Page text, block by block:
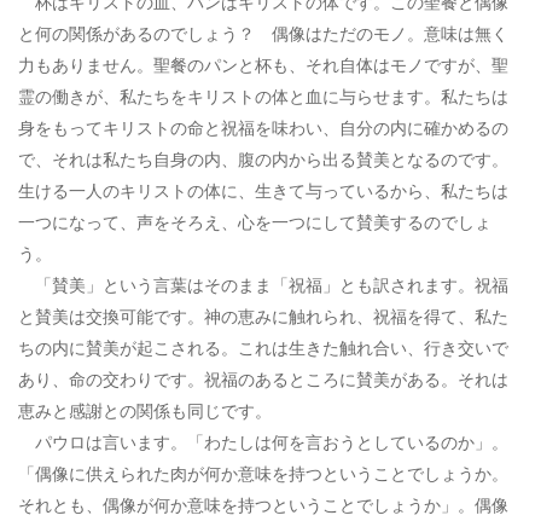
と何の関係があるのでしょう？ 偶像はただのモノ。意味は無く
力もありません。聖餐のパンと杯も、それ自体はモノですが、聖
霊の働きが、私たちをキリストの体と血に与らせます。私たちは
身をもってキリストの命と祝福を味わい、自分の内に確かめるの
で、それは私たち自身の内、腹の内から出る賛美となるのです。
生ける一人のキリストの体に、生きて与っているから、私たちは
一つになって、声をそろえ、心を一つにして賛美するのでしょ
う。
「賛美」という言葉はそのまま「祝福」とも訳されます。祝福
と賛美は交換可能です。神の恵みに触れられ、祝福を得て、私た
ちの内に賛美が起こされる。これは生きた触れ合い、行き交いで
あり、命の交わりです。祝福のあるところに賛美がある。それは
恵みと感謝との関係も同じです。
パウロは言います。「わたしは何を言おうとしているのか」。
「偶像に供えられた肉が何か意味を持つということでしょうか。
それとも、偶像が何か意味を持つということでしょうか」。偶像